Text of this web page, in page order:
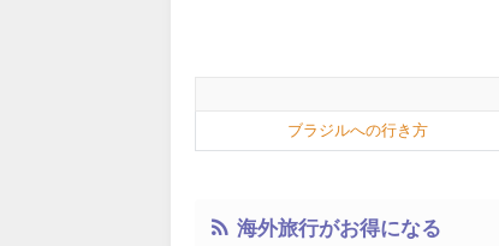
ブラジルへの行き方
海外旅行がお得になる